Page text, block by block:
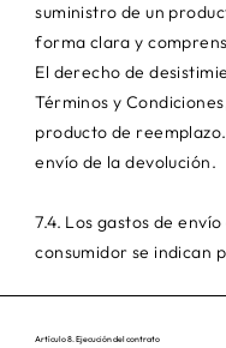
suministro de un
forma clara y
El derecho de
Términos y
producto de
envío de la devolución.
7.4. Los gastos de
consumidor se indican
Artículo 8. Ejecución del contrato